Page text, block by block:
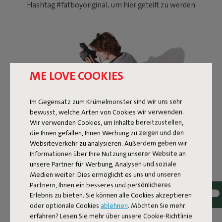
ME LOVE COOKIES
Im Gegensatz zum Krümelmonster sind wir uns sehr
bewusst, welche Arten von Cookies wir verwenden.
Wir verwenden Cookies, um Inhalte bereitzustellen,
die Ihnen gefallen, Ihnen Werbung zu zeigen und den
Websiteverkehr zu analysieren. Außerdem geben wir
Informationen über Ihre Nutzung unserer Website an
unsere Partner für Werbung, Analysen und soziale
Medien weiter. Dies ermöglicht es uns und unseren
Partnern, Ihnen ein besseres und persönlicheres
Erlebnis zu bieten. Sie können alle Cookies akzeptieren
oder optionale Cookies ablehnen. Möchten Sie mehr
erfahren? Lesen Sie mehr über unsere Cookie-Richtlinie
Hashtag #fatboyoriginal, um hier geteilt zu werden
DEIN ZUSÄTZLICHER
SITZPLATZ, BEISTELLTISCH
UND FUSSHOCKER IN E